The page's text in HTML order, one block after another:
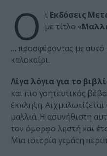
Ο ι Εκδόσεις
με τίτλο «
… προσφέροντας με αυτό
καλοκαίρι.
Λίγα λόγια για το
και πιο γοητευτικός
έκπληξη.
μαλλιά. Η ασυνήθιστη
τον όμορφο ληστή και
Μια ιστορία γεμάτη